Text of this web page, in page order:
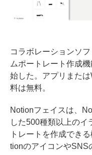
コラボレーションソ
ムポートレート作成
始した。アプリまた
料は無料。
Notionフェイスは、
した500種類以上のイ
トレートを作成でき
tionのアイコンやSNS